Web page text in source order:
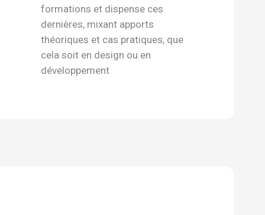
formations et dispense ces
dernières, mixant apports
théoriques et cas pratiques, que
cela soit en design ou en
développement